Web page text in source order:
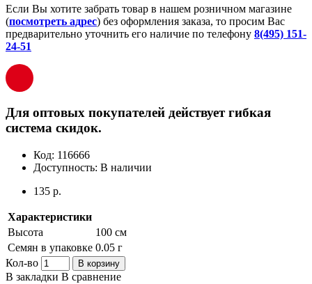
Если Вы хотите забрать товар в нашем розничном магазине
(посмотреть адрес) без оформления заказа, то просим Вас
предварительно уточнить его наличие по телефону 8(495) 151-
24-51
Для оптовых покупателей действует гибкая
система скидок.
Код: 116666
Доступность: В наличии
135 р.
Характеристики
Высота
100 см
Семян в упаковке 0.05 г
Кол-во
В корзину
В закладки В сравнение